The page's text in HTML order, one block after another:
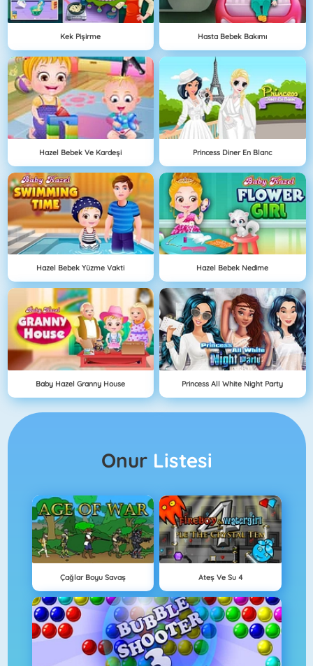
Kek Pişirme Hasta Bebek Bakımı
Hazel Bebek Ve Kardeşi Princess Diner En Blanc
Hazel Bebek Yüzme Vakti Hazel Bebek Nedime
Baby Hazel Granny House Princess All White Night Party
Onur Listesi
Çağlar Boyu Savaş Ateş Ve Su 4